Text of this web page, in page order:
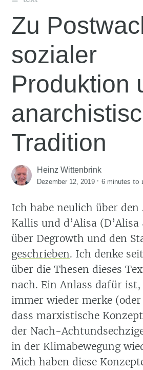
Zu
sozialer
Produktion
Tradition
Heinz Wittenbrink
Dezember 12, 2019 ·6 minutes to
Ich habe neulich über den
Kallis und d’Alisa
über Degrowth und den
geschrieben. Ich denke
über die Thesen dieses
nach. Ein Anlass dafür ist,
immer wieder merke
dass marxistische
der Nach-
in der Klimabewegung
Mich haben diese